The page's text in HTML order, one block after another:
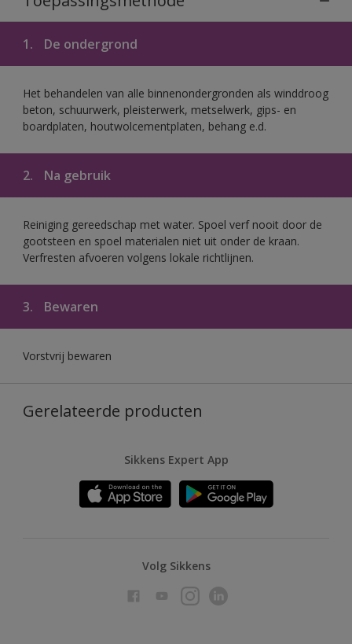
1. De ondergrond
Het behandelen van alle binnenondergronden als winddroog
beton, schuurwerk, pleisterwerk, metselwerk, gips- en
boardplaten, houtwolcementplaten, behang e.d.
2. Na gebruik
Reiniging gereedschap met water. Spoel verf nooit door de
gootsteen en spoel materialen niet uit onder de kraan.
Verfresten afvoeren volgens lokale richtlijnen.
3. Bewaren
Vorstvrij bewaren
Gerelateerde producten
Sikkens Expert App
Volg Sikkens